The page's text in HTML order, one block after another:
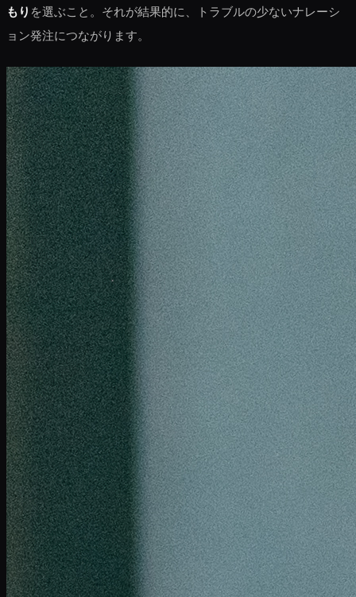
もり を選ぶこと。それが結果的に、トラブルの少ないナレーシ
ョン発注につながります。